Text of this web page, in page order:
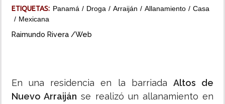
ETIQUETAS: Panamá Droga Arraiján Allanamiento
Casa
Mexicana
Raimundo Rivera /Web
En una residencia en la barriada Altos de
Nuevo Arraiján se realizó un allanamiento en